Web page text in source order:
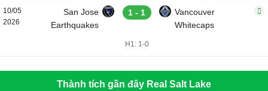
10/05
2026
San Jose
Earthquakes
1 - 1
Vancouver
Whitecaps
H1: 1-0
Thành tích gần đây Real Salt Lake